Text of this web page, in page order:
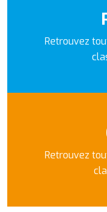
Retrouvez
Retrouvez